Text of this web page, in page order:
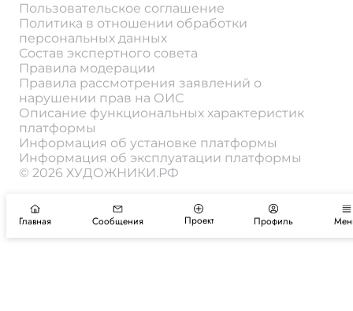
Пользовательское соглашение
Политика в отношении обработки
персональных данных
Состав экспертного совета
Правила модерации
Правила рассмотрения заявлений о
нарушении прав на ОИС
Описание функциональных характеристик
платформы
Информация об установке платформы
Информация об эксплуатации платформы
© 2026 ХУДОЖНИКИ.РФ
Главная Сообщения Проект Профиль